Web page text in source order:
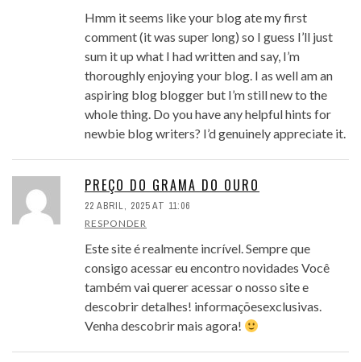
Hmm it seems like your blog ate my first
comment (it was super long) so I guess I’ll just
sum it up what I had written and say, I’m
thoroughly enjoying your blog. I as well am an
aspiring blog blogger but I’m still new to the
whole thing. Do you have any helpful hints for
newbie blog writers? I’d genuinely appreciate it.
PREÇO DO GRAMA DO OURO
22 ABRIL, 2025 AT 11:06
RESPONDER
Este site é realmente incrível. Sempre que
consigo acessar eu encontro novidades Você
também vai querer acessar o nosso site e
descobrir detalhes! informaçõesexclusivas.
Venha descobrir mais agora!